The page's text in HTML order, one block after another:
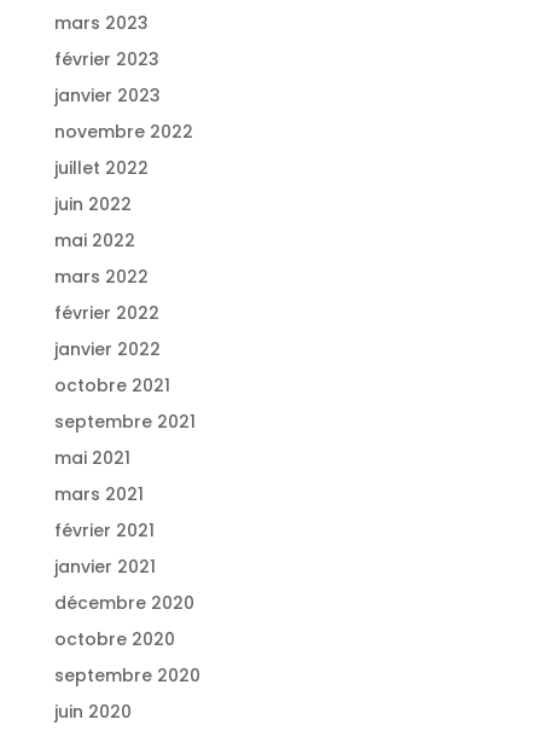
mars 2023
février 2023
janvier 2023
novembre 2022
juillet 2022
juin 2022
mai 2022
mars 2022
février 2022
janvier 2022
octobre 2021
septembre 2021
mai 2021
mars 2021
février 2021
janvier 2021
décembre 2020
octobre 2020
septembre 2020
juin 2020